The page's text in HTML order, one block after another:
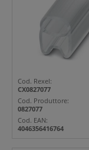
Cod. Rexel:
CX0827077
Cod. Produttore:
0827077
Cod. EAN:
4046356416764